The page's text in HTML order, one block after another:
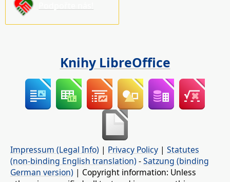
Knihy LibreOffice
Impressum (Legal Info) | Privacy Policy | Statutes
(non-binding English translation) -Satzung (binding
German version) | Copyright information: Unless